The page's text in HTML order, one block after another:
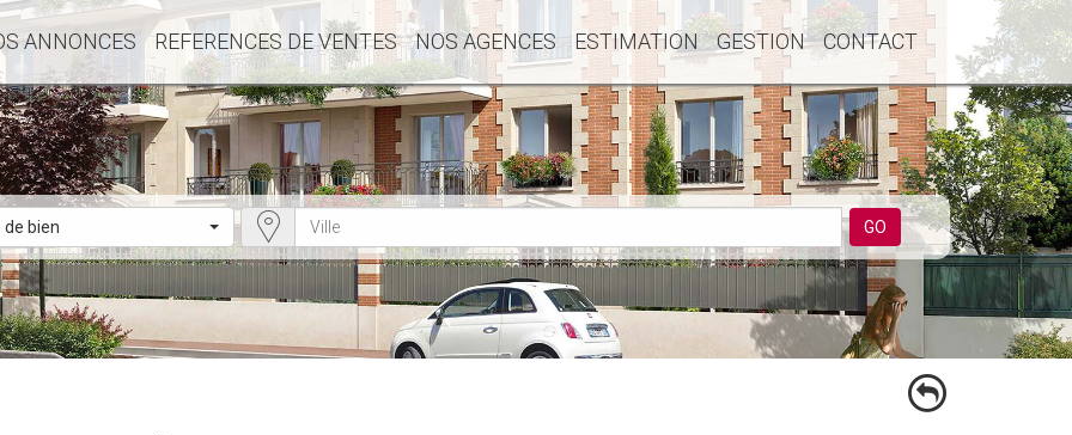
ANNONCES REFERENCES DE VENTES NOS AGENCES ESTIMATION GESTION CONTACT
de bien GO